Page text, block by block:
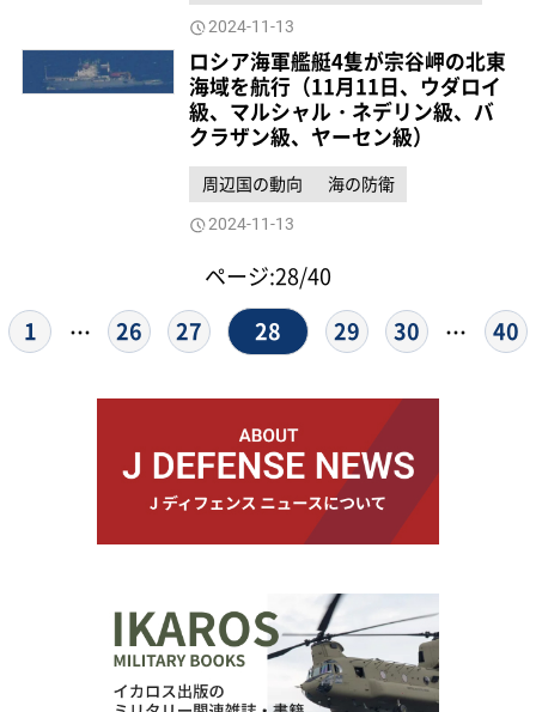
2024-11-13
ロシア海軍艦艇4隻が宗谷岬の北東
海域を航行（11月11日、ウダロイ
級、マルシャル・ネデリン級、バ
クラザン級、ヤーセン級）
周辺国の動向 海の防衛
2024-11-13
ページ:28/40
1
… 26 27 28 29 30 … 40